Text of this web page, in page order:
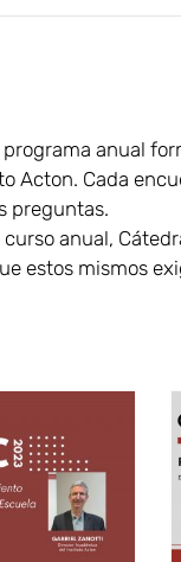
anual
Acton. Cada
preguntas.
anual,
estos mismos